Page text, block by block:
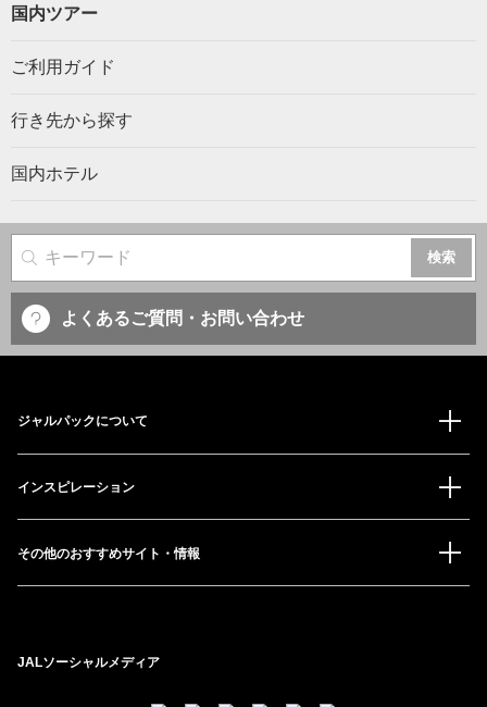
国内ツアー
ご利用ガイド
行き先から探す
国内ホテル
サイト内検索
よくあるご質問・お問い合わせ
ジャルパックについて
インスピレーション
その他のおすすめサイト・情報
JALソーシャルメディア